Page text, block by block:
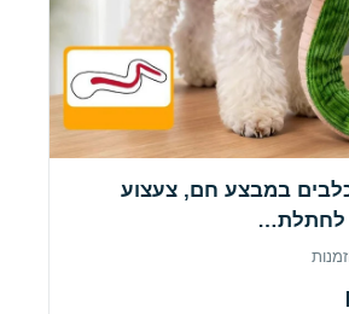
במבצע חם, צעצוע
לחתלת…